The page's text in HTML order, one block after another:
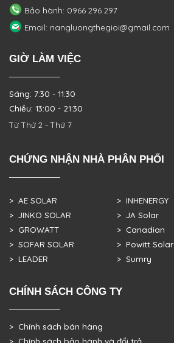
Bảo hành: 0966 296 297
Email: nangluongthegioi@gmail.com
GIỜ LÀM VIỆC
Sáng: 7:30 - 11:30
Chiều: 13:00 - 21:30
Từ Thứ 2 - Thứ 7
CHỨNG NHẬN NHÀ PHÂN PHỐI
> AE SOLAR
> JINKO SOLAR
> GROWATT
> SOFAR SOLAR
> LEADER
> INHENERGY
> JA Solar
> Canadian
> Powitt Solar
> Sumry
CHÍNH SÁCH CÔNG TY
> Chính sách bán hàng
> Chính sách bảo hành và đổi trả